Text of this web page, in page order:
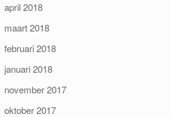
april 2018
maart 2018
februari 2018
januari 2018
november 2017
oktober 2017